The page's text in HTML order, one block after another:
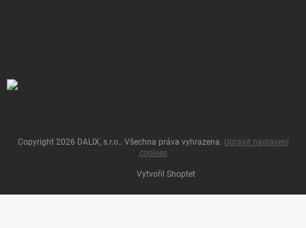
Vytvořil Shoptet
Copyright 2026 DALIX, s.r.o.. Všechna práva vyhrazena. Upravit nastavení
cookies